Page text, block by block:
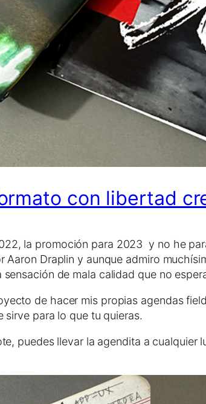
con libertad
la promoción para 2023 y no he
Draplin y aunque admiro
de mala calidad que no
de hacer mis propias agendas
para lo que tu quieras.
puedes llevar la agendita a cualquier